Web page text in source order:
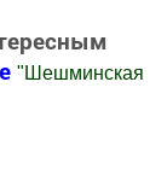
" Шешминская